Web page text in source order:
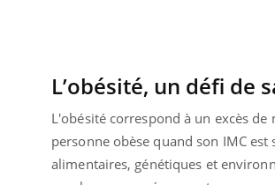
L’obésité, un défi
L'obésité correspond à un excès
personne obèse quand son IMC
alimentaires, génétiques et